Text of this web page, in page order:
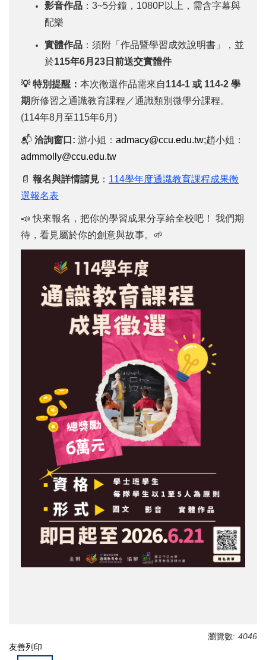
影音作品 ：3~5分鐘，1080P以上，需含字幕與
配樂
實體作品 ：須附「作品暨學習成效說明書」，並
於115年6月23日前送交實體件
💡 特別提醒： 本次徵選作品需來自114-1 或 114-2 學
期 所修習之通識教育課程／通識類別微學分課程。
(114年8月至115年6月)
📬 洽詢窗口: 游小姐： admacy@ccu.edu.tw;趙小姐：
admmolly@ccu.edu.tw
📄 報名與詳情請見 ： 114學年度通識教育課程成果徵
選報名表
📣 快來報名，把你的學習成果分享給全校吧！ 我們期
待，看見屬於你的創意與故事。🌱
瀏覽數: 4046
友善列印